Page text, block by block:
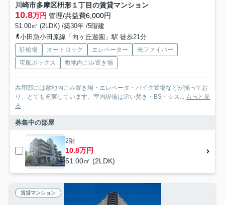
川崎市多摩区枡形１丁目の賃貸マンション
10.8万円 管理/共益費6,000円
51.00㎡ (2LDK) /築30年 /5階建
小田急小田原線「向ヶ丘遊園」駅 徒歩21分
駐輪場 オートロック エレベーター
光ファイバー
宅配ボックス
敷地内ごみ置き場
共用部には敷地内ごみ置き場・エレベータ・バイク置場などが揃ってお
り、とても充実しています。室内設備は追い焚き・BS・シス...
もっと見
る
募集中の部屋
2階
10.8万円
51.00㎡ (2LDK)
賃貸マンション